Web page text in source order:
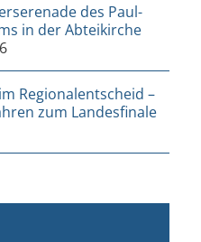
des Paul-
in der Abteikirche
Regionalentscheid –
zum Landesfinale